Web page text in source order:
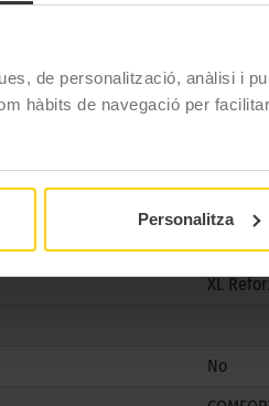
de personalització, anàlisi i
hàbits de navegació per
Personalitza
Estiu
XL
No